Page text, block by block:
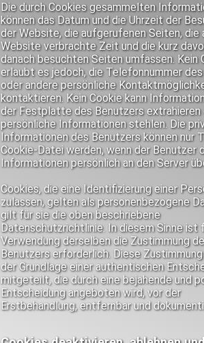
Die durch Cookies gesammelten
können das Datum und die Uhrzeit der
der Website, die aufgerufenen Seiten, die
Website verbrachte Zeit und die kurz
danach besuchten Seiten umfassen. Kein
erlaubt es jedoch, die Telefonnummer
oder andere persönliche
kontaktieren. Kein Cookie kann
der Festplatte des Benutzers extrahieren
persönliche Informationen stehlen. Die
Informationen des Benutzers können nur
Cookie-Datei werden, wenn der Benutzer
Informationen persönlich an den Server
Cookies, die eine Identifizierung einer
zulassen, gelten als personenbezogene
gilt für sie die oben beschriebene
Datenschutzrichtlinie. In diesem Sinne ist
Verwendung derselben die Zustimmung
Benutzers erforderlich. Diese
der Grundlage einer authentischen
mitgeteilt, die durch eine bejahende und
Entscheidung angeboten wird, vor der
Erstbehandlung, entfernbar und